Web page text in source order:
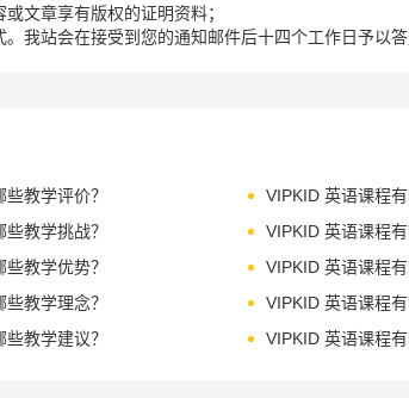
或文章享有版权的证明资料；
。我站会在接受到您的通知邮件后十四个工作日予以答
教学评价？
VIPKID 英语课程
教学挑战？
VIPKID 英语课程
教学优势？
VIPKID 英语课程
教学理念？
VIPKID 英语课程
教学建议？
VIPKID 英语课程